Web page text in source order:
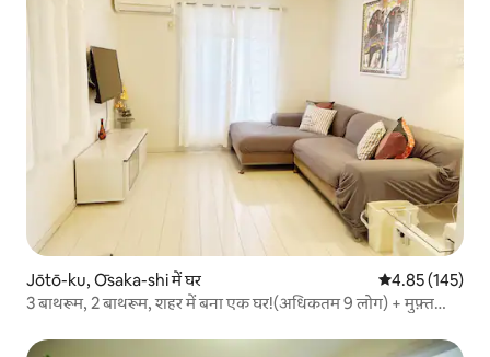
Jōtō-ku, Ōsaka-shi में घर औसत रेटिंग 5 में से
4.85 (145)
3 बाथरूम, 2 बाथरूम, शहर में बना एक घर!(अधिकतम 9 लोग) + मुफ़्त
चेक इन!